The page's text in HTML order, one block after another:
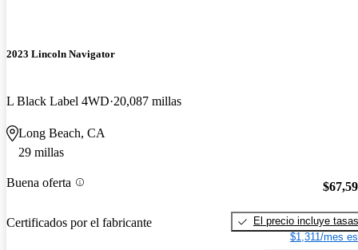
2023 Lincoln Navigator
L Black Label 4WD 20,087 millas
Long Beach, CA
29 millas
Buena oferta
Certificados por el fabricante
El precio incluye tasas
$1,311/mes